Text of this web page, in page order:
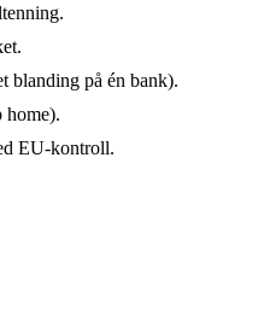
blanding på én bank).
home).
EU-kontroll.